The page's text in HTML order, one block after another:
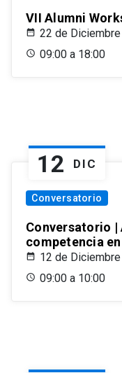
VII Alumni
22 de
09:00 a 18:00
12 DIC
Conversatorio
Conversatorio |
competencia
12 de
09:00 a 10:00